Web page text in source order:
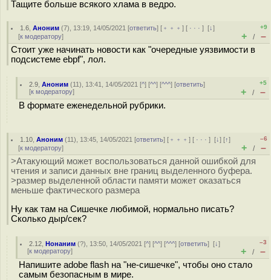
Тащите больше всякого хлама в ведро.
1.6 ,Аноним (7), 13:19, 14/05/2021 [ответить] [ ﹢﹢﹢] [ · · ·][↓]
[к модератору]
+9
+ / –
Стоит уже начинать новости как "очередные уязвимости в
подсистеме ebpf", лол.
2.9 ,Аноним (11), 13:41, 14/05/2021 [^] [^^] [^^^] [ответить]
[к модератору]
+5
+ / –
В формате еженедельной рубрики.
1.10 ,Аноним (11), 13:45, 14/05/2021 [ответить] [ ﹢﹢﹢] [ · · ·][↓] [↑]
[к модератору]
–6
+ / –
>Атакующий может воспользоваться данной ошибкой для
чтения и записи данных вне границ выделенного буфера.
>размер выделенной области памяти может оказаться
меньше фактического размера
Ну как там на Сишечке любимой, нормально писать?
Сколько дыр/сек?
2.12 ,Нонаним (?), 13:50, 14/05/2021 [^] [^^] [^^^] [ответить][↓]
[к модератору]
–3
+ / –
Напишите adobe flash на "не-сишечке", чтобы оно стало
самым безопасным в мире.